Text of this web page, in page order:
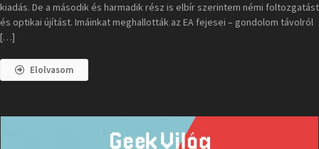
kiadás. De a második és harmadik rész is elbír szerintem némi foltozgatást
és optikai újítást. Imáinkat meghallották az EA fejesei – gondolom távolról
[…]
Elolvasom